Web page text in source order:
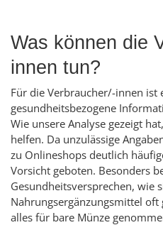
Was können die
innen tun?
Für die Verbraucher/-innen ist
gesundheitsbezogene
Wie unsere Analyse gezeigt
helfen. Da unzulässige
zu Onlineshops deutlich
Vorsicht geboten. Besonders
Gesundheitsversprechen, wie
Nahrungsergänzungsmittel
alles für bare Münze